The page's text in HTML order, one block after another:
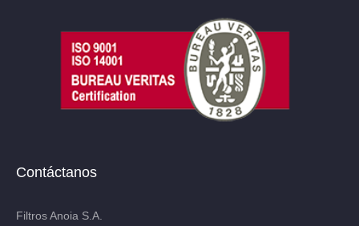
Contáctanos
Filtros Anoia S.A.